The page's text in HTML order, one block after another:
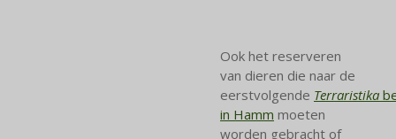
Ook het reserveren
van dieren die naar de
eerstvolgende Terraristika
in Hamm moeten
worden gebracht of